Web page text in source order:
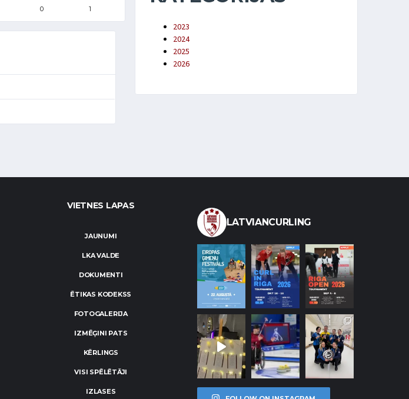
0 1
2023
2024
2025
2026
VIETNES LAPAS
JAUNUMI
LKA VALDE
DOKUMENTI
ĒTIKAS KODEKSS
FOTOGALERIJA
IZMĒĢINI PATS
KĒRLINGS
VISI SPĒLĒTĀJI
IZLASES
LATVIANCURLING